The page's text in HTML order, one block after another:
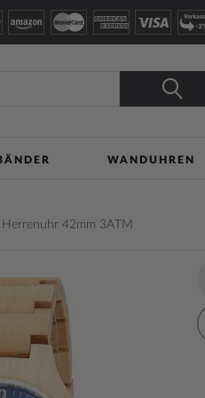
Suche
WANDUHREN
42mm 3ATM